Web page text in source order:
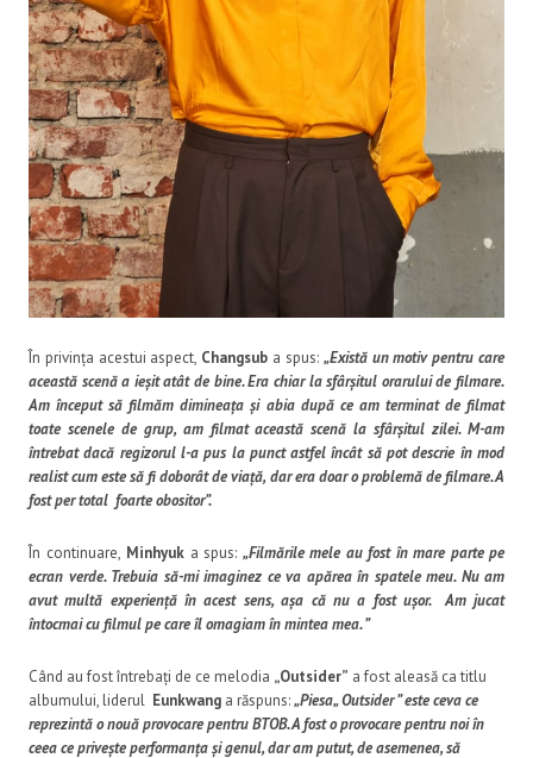
În privința acestui aspect, Changsub a spus: „Există un motiv pentru care
această scenă a ieșit atât de bine. Era chiar la sfârșitul orarului de filmare.
Am început să filmăm dimineața și abia după ce am terminat de filmat
toate scenele de grup, am filmat această scenă la sfârșitul zilei. M-am
întrebat dacă regizorul l-a pus la punct astfel încât să pot descrie în mod
realist cum este să fi doborât de viață, dar era doar o problemă de filmare. A
fost per total foarte obositor”.
În continuare, Minhyuk a spus: „Filmările mele au fost în mare parte pe
ecran verde. Trebuia să-mi imaginez ce va apărea în spatele meu. Nu am
avut multă experiență în acest sens, așa că nu a fost ușor. Am jucat
întocmai cu filmul pe care îl omagiam în mintea mea. ”
Când au fost întrebați de ce melodia „Outsider” a fost aleasă ca titlu
albumului, liderul Eunkwang a răspuns:„Piesa„ Outsider ” este ceva ce
reprezintă o nouă provocare pentru BTOB. A fost o provocare pentru noi în
ceea ce privește performanța și genul, dar am putut, de asemenea, să